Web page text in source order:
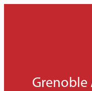
Grenoble